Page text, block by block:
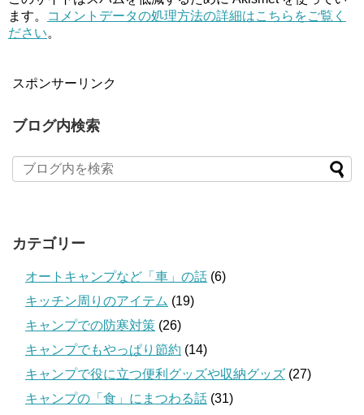
ます。
コメントデータの処理方法の詳細はこちらをご覧く
ださい。
スポンサーリンク
ブログ内検索
カテゴリー
オートキャンプなど「車」の話 (6)
キッチン周りのアイテム (19)
キャンプでの防寒対策 (26)
キャンプでもやっぱり節約 (14)
キャンプで役に立つ便利グッズや収納グッズ (27)
キャンプの「食」にまつわる話 (31)